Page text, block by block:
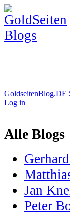
GoldseitenBlog.DE
Log in
Alle Blogs
Jan
Peter